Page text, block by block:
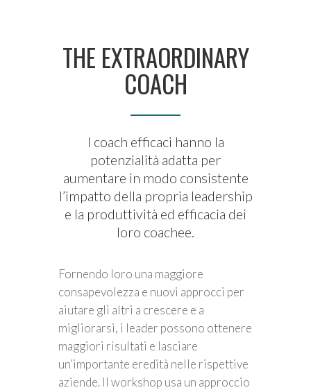
THE EXTRAORDINARY
COACH
I coach efficaci hanno la
potenzialità adatta per
aumentare in modo consistente
l’impatto della propria leadership
e la produttività ed efficacia dei
loro coachee.
Fornendo loro una maggiore
consapevolezza e nuovi approcci per
aiutare gli altri a crescere e a
migliorarsi, i leader possono ottenere
maggiori risultati e lasciare
un’importante eredità nelle rispettive
aziende. Il workshop usa un approccio